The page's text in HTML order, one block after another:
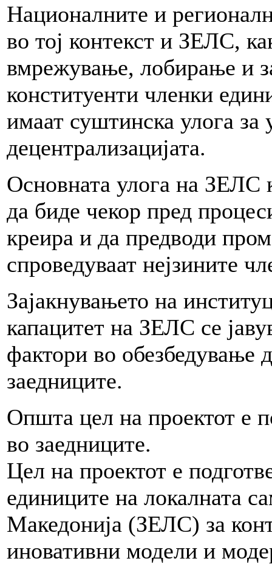
Националните и
во тој контекст и ЗЕЛС,
вмрежување, лобирање и
конституенти членки
имаат суштинска улога за
децентрализацијата.
Основната улога на ЗЕЛС
да биде чекор пред
креира и да предводи
спроведуваат нејзините
Зајакнувањето на
капацитет на ЗЕЛС се
фактори во обезбедување
заедниците.
Општа цел на проектот е
во заедниците.
Цел на проектот е
единиците на локалната
Македонија (ЗЕЛС) за
иновативни модели и